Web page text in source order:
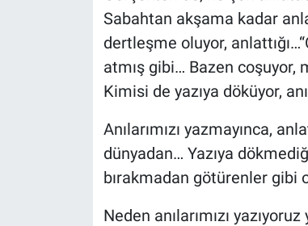
Sabahtan akşama kadar
dertleşme oluyor,
atmış gibi… Bazen coşuyor,
Kimisi de yazıya döküyor,
Anılarımızı yazmayınca,
dünyadan… Yazıya
bırakmadan götürenler gibi
Neden anılarımızı